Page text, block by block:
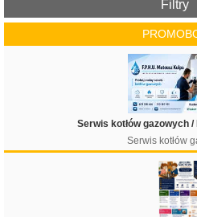
Filtry
Serwis kotłów gazowych
Serwis kotłów